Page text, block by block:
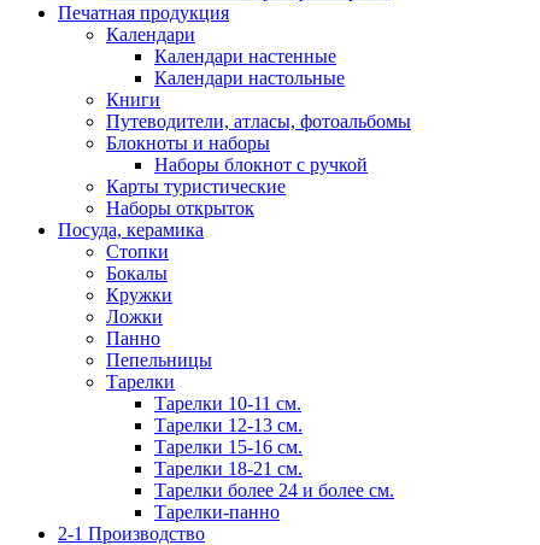
Печатная продукция
Календари
Календари настенные
Календари настольные
Книги
Путеводители, атласы, фотоальбомы
Блокноты и наборы
Наборы блокнот с ручкой
Карты туристические
Наборы открыток
Посуда, керамика
Стопки
Бокалы
Кружки
Ложки
Панно
Пепельницы
Тарелки
Тарелки 10-11 см.
Тарелки 12-13 см.
Тарелки 15-16 см.
Тарелки 18-21 см.
Тарелки более 24 и более см.
Тарелки-панно
2-1 Производство